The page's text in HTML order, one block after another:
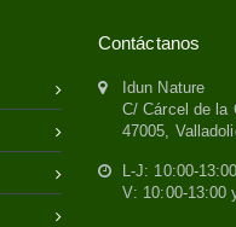
Contáctanos
Idun Nature
C/ Cárcel de la
47005,
L-J: 10:00-
V: 10:00-13:00